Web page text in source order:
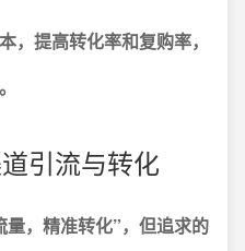
，提高转化率和复购率，
引流与转化
，精准转化”，但追求的